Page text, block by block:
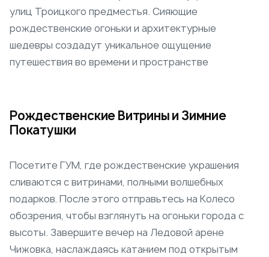
улиц Троицкого предместья. Сияющие
рождественские огоньки и архитектурные
шедевры создадут уникальное ощущение
путешествия во времени и пространстве
Рождественские Витрины и Зимние
Покатушки
Посетите ГУМ, где рождественские украшения
сливаются с витринами, полными волшебных
подарков. После этого отправьтесь на Колесо
обозрения, чтобы взглянуть на огоньки города с
высоты. Завершите вечер на Ледовой арене
Чижовка, наслаждаясь катанием под открытым